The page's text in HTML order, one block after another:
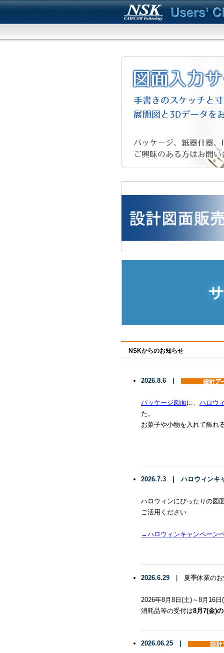
NSKからのお知らせ
2026.8.6 |
パッケージ図面に、 ハロウ
た。
お菓子や小物を入れて飾れ
2026.7.3 | ハロウィンキ
ハロウィンにぴったりの図
ご活用ください
→ハロウィンキャンペーン
2026.6.29 | 夏季休業の
2026年8月8日(土)～8月16
消耗品等の受付は8月7(金)
2026.06.25 |